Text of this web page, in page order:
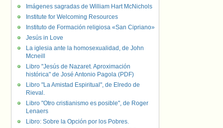
Imágenes sagradas de William Hart McNichols
Institute for Welcoming Resources
Instituto de Formación religiosa «San Cipriano»
Jesús in Love
La iglesia ante la homosexualidad, de John
Mcneill
Libro "Jesús de Nazaret. Aproximación
histórica" de José Antonio Pagola (PDF)
Libro "La Amistad Espiritual", de Elredo de
Rieval.
Libro "Otro cristianismo es posible", de Roger
Lenaers
Libro: Sobre la Opción por los Pobres.